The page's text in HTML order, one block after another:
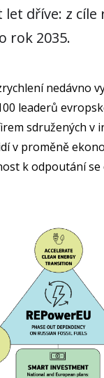
let dříve: z cíle
rok 2035.
nedávno
leaderů
sdružených v
v proměně
k odpoutání se